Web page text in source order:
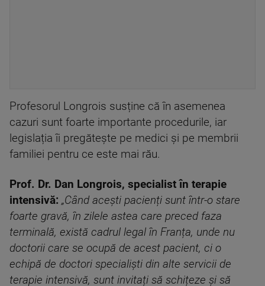
Profesorul Longrois susține că în asemenea
cazuri sunt foarte importante procedurile, iar
legislația îi pregătește pe medici și pe membrii
familiei pentru ce este mai rău.
Prof. Dr. Dan Longrois, specialist în terapie
intensivă: „Când acești pacienți sunt într-o stare
foarte gravă, în zilele astea care preced faza
terminală, există cadrul legal în Franța, unde nu
doctorii care se ocupă de acest pacient, ci o
echipă de doctori specialiști din alte servicii de
terapie intensivă, sunt invitați să schițeze și să